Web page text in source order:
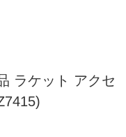
ラケット アクセ